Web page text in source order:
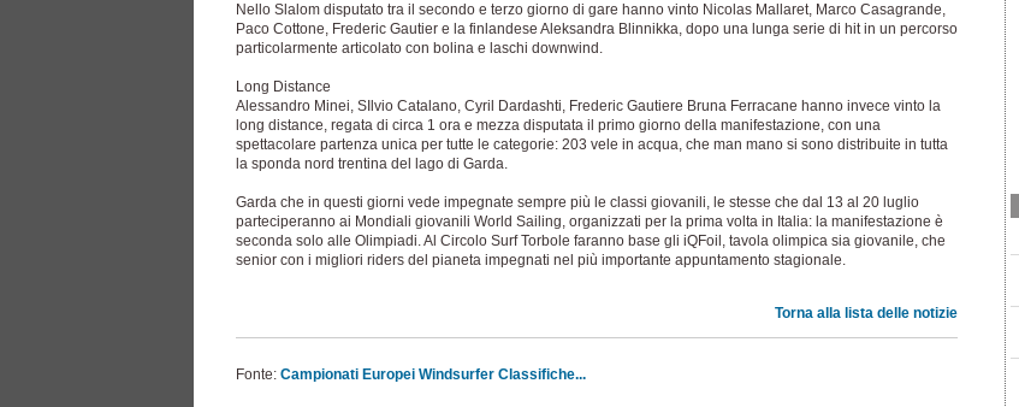
Nello Slalom disputato tra il secondo e terzo giorno di gare hanno vinto Nicolas Mallaret, Marco Casagrande,
Paco Cottone, Frederic Gautier e la finlandese Aleksandra Blinnikka, dopo una lunga serie di hit in un percorso
particolarmente articolato con bolina e laschi downwind.
Long Distance
Alessandro Minei, SIlvio Catalano, Cyril Dardashti, Frederic Gautiere Bruna Ferracane hanno invece vinto la
long distance, regata di circa 1 ora e mezza disputata il primo giorno della manifestazione, con una
spettacolare partenza unica per tutte le categorie: 203 vele in acqua, che man mano si sono distribuite in tutta
la sponda nord trentina del lago di Garda.
Garda che in questi giorni vede impegnate sempre più le classi giovanili, le stesse che dal 13 al 20 luglio
parteciperanno ai Mondiali giovanili World Sailing, organizzati per la prima volta in Italia: la manifestazione è
seconda solo alle Olimpiadi. Al Circolo Surf Torbole faranno base gli iQFoil, tavola olimpica sia giovanile, che
senior con i migliori riders del pianeta impegnati nel più importante appuntamento stagionale.
Torna alla lista delle notizie
Fonte: Campionati Europei Windsurfer Classifiche...